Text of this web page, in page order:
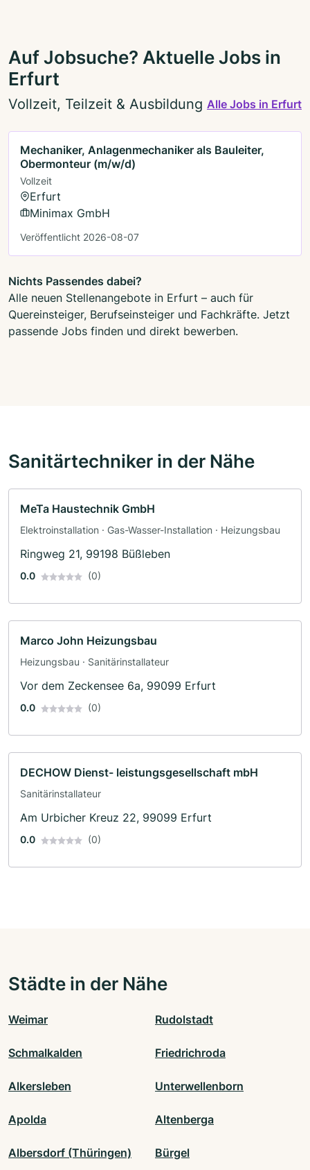
Auf Jobsuche? Aktuelle Jobs in
Erfurt
Vollzeit, Teilzeit & Ausbildung Alle Jobs in Erfurt
Mechaniker, Anlagenmechaniker als Bauleiter,
Obermonteur (m/w/d)
Vollzeit
Erfurt
Minimax GmbH
Veröffentlicht 2026-08-07
Nichts Passendes dabei?
Alle neuen Stellenangebote in Erfurt – auch für
Quereinsteiger, Berufseinsteiger und Fachkräfte. Jetzt
passende Jobs finden und direkt bewerben.
Sanitärtechniker in der Nähe
MeTa Haustechnik GmbH
Elektroinstallation · Gas-Wasser-Installation · Heizungsbau
Ringweg 21, 99198 Büßleben
0.0 (0)
Marco John Heizungsbau
Heizungsbau · Sanitärinstallateur
Vor dem Zeckensee 6a, 99099 Erfurt
0.0 (0)
DECHOW Dienst- leistungsgesellschaft mbH
Sanitärinstallateur
Am Urbicher Kreuz 22, 99099 Erfurt
0.0 (0)
Städte in der Nähe
Weimar Rudolstadt
Schmalkalden Friedrichroda
Alkersleben Unterwellenborn
Apolda Altenberga
Albersdorf (Thüringen) Bürgel